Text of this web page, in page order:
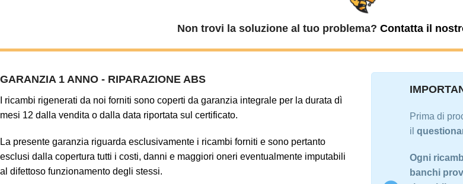
Non trovi la soluzione al tuo problema? Contatta il
GARANZIA 1 ANNO - RIPARAZIONE ABS
I ricambi rigenerati da noi forniti sono coperti da garanzia integrale per la durata dì
mesi 12 dalla vendita o dalla data riportata sul certificato.
La presente garanzia riguarda esclusivamente i ricambi forniti e sono pertanto
esclusi dalla copertura tutti i costi, danni e maggiori oneri eventualmente imputabili
al difettoso funzionamento degli stessi.
Prima di
il
Ogni
banchi